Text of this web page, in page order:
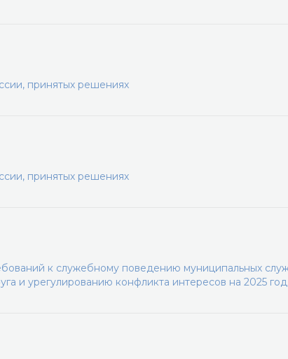
принятых решениях
принятых решениях
к служебному поведению муниципальных
и урегулированию конфликта интересов на 2025 год